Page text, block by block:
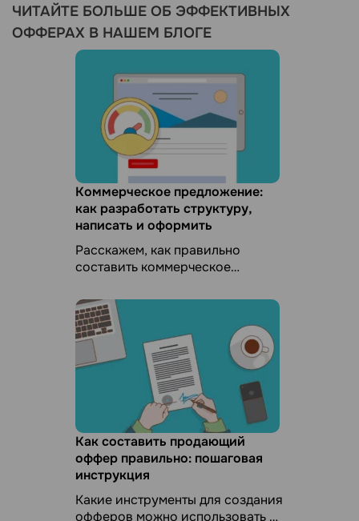
ЧИТАЙТЕ БОЛЬШЕ ОБ ЭФФЕКТИВНЫХ
ОФФЕРАХ В НАШЕМ БЛОГЕ
Коммерческое предложение:
как разработать структуру,
написать и оформить
Расскажем, как правильно
составить коммерческое
примерах, как должно выглядеть
коммерческое предложение для
...
Как составить продающий
оффер правильно: пошаговая
инструкция
Какие инструменты для создания
офферов можно использовать и